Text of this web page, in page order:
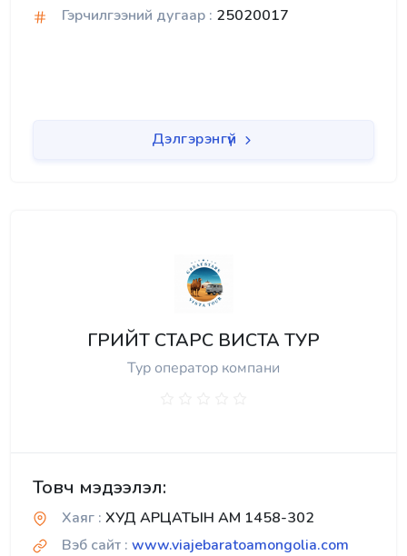
Гэрчилгээний дугаар : 25020017
Дэлгэрэнгүй
ГРИЙТ СТАРС ВИСТА ТУР
Тур оператор компани
Товч мэдээлэл:
Хаяг : ХУД АРЦАТЫН АМ 1458-302
Вэб сайт : www.viajebaratoamongolia.com